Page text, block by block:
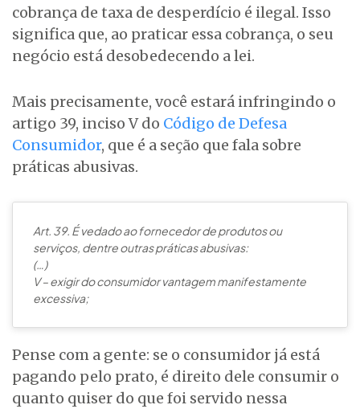
cobrança de taxa de desperdício é ilegal. Isso
significa que, ao praticar essa cobrança, o seu
negócio está desobedecendo a lei.
Mais precisamente, você estará infringindo o
artigo 39, inciso V do Código de Defesa
Consumidor, que é a seção que fala sobre
práticas abusivas.
Art. 39. É vedado ao fornecedor de produtos ou
serviços, dentre outras práticas abusivas:
(…)
V – exigir do consumidor vantagem manifestamente
excessiva;
Pense com a gente: se o consumidor já está
pagando pelo prato, é direito dele consumir o
quanto quiser do que foi servido nessa